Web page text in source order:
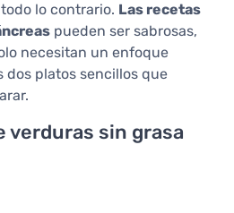
lo contrario. Las recetas
pueden ser sabrosas,
necesitan un enfoque
dos platos sencillos que
verduras sin grasa